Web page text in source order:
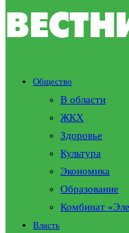
Общество
В области
ЖКХ
Здоровье
Культура
Экономика
Образование
Комбинат
Власть